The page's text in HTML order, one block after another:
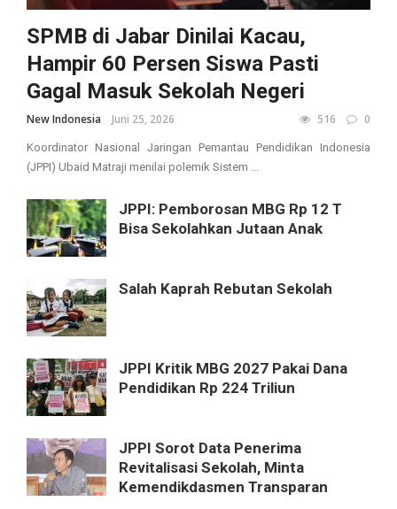
SPMB di Jabar Dinilai Kacau,
Hampir 60 Persen Siswa Pasti
Gagal Masuk Sekolah Negeri
New Indonesia Juni 25, 2026 516 0
Koordinator Nasional Jaringan Pemantau Pendidikan Indonesia
(JPPI) Ubaid Matraji menilai polemik Sistem ...
JPPI: Pemborosan MBG Rp 12 T
Bisa Sekolahkan Jutaan Anak
Salah Kaprah Rebutan Sekolah
JPPI Kritik MBG 2027 Pakai Dana
Pendidikan Rp 224 Triliun
JPPI Sorot Data Penerima
Revitalisasi Sekolah, Minta
Kemendikdasmen Transparan